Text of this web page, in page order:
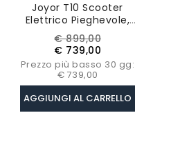
Joyor T10 Scooter
Elettrico Pieghevole,
Motore 2*1000W, Batteria
60V 18Ah, Pneumatici Da
10 Pollici, 60 Km/h,
Autonomia 75 Km
Prezzo
base
€ 899,00Prezzo
€ 739,00
Prezzo più basso 30 gg:
€ 739,00
AGGIUNGI AL CARRELLO